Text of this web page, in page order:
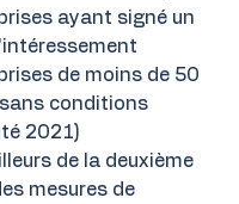
ayant signé un
de moins de 50
conditions
2021)
de la deuxième
mesures de